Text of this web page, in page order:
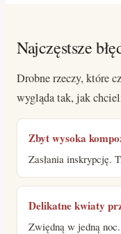
Najczęstsze
Drobne rzeczy, które
wygląda tak, jak
Zbyt wysoka
Zasłania inskrypcję.
Delikatne kwiaty
Zwiędną w jedną